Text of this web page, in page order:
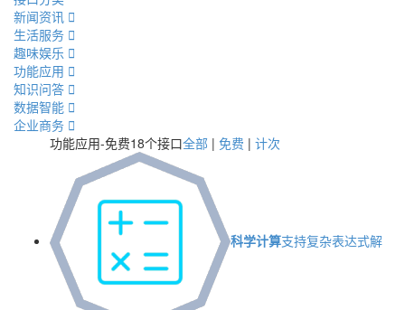
新闻资讯 
生活服务 
趣味娱乐 
功能应用 
知识问答 
数据智能 
企业商务 
功能应用-免费18个接口全部 | 免费 | 计次
科学计算支持复杂表达式解